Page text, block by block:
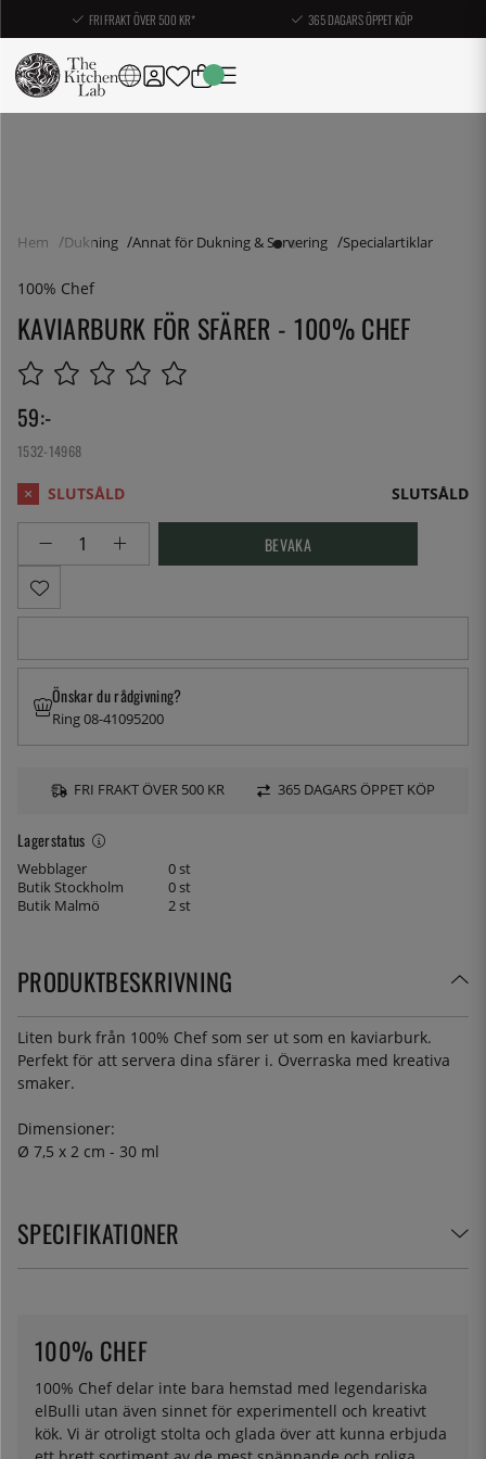
FRI FRAKT ÖVER 500 KR* 365 DAGARS ÖPPET KÖP
Hem Dukning Annat för Dukning & Servering Specialartiklar
100% Chef
KAVIARBURK FÖR SFÄRER - 100% CHEF
59:-
1532-14968
SLUTSÅLD
BEVAKA
Lagerstatus
Webblager
0 st
Butik Stockholm
0 st
Butik Malmö
2 st
Önskar du rådgivning?
Ring 08-41095200
FRI FRAKT ÖVER 500 KR 365 DAGARS ÖPPET KÖP
PRODUKTBESKRIVNING
Liten burk från 100% Chef som ser ut som en kaviarburk.
Perfekt för att servera dina sfärer i. Överraska med kreativa
smaker.
Dimensioner:
Ø 7,5 x 2 cm - 30 ml
SPECIFIKATIONER
100% Chef delar inte bara hemstad med legendariska
elBulli utan även sinnet för experimentell och kreativt
kök. Vi är otroligt stolta och glada över att kunna erbjuda
100% CHEF